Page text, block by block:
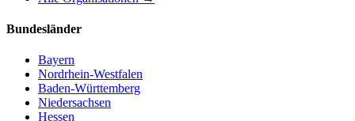
Bundesländer
Bayern
Nordrhein-Westfalen
Baden-Württemberg
Niedersachsen
Hessen